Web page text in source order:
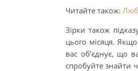
Читайте також:
Зірки також
цього місяця.
вас об’єднує, що
спробуйте знайти